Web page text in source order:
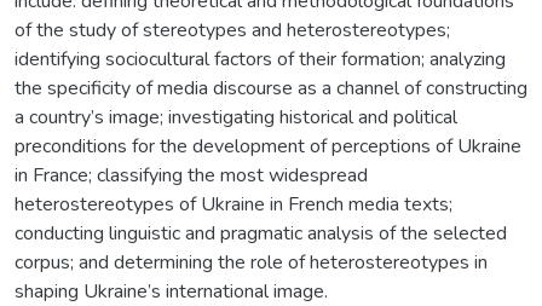
of the study of stereotypes and heterostereotypes;
identifying sociocultural factors of their formation; analyzing
the specificity of media discourse as a channel of constructing
a country’s image; investigating historical and political
preconditions for the development of perceptions of Ukraine
in France; classifying the most widespread
heterostereotypes of Ukraine in French media texts;
conducting linguistic and pragmatic analysis of the selected
corpus; and determining the role of heterostereotypes in
shaping Ukraine’s international image.